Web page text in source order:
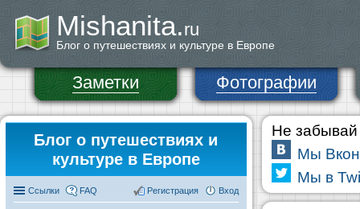
Mishanita.ru
Блог о путешествиях и культуре в Европе
Заметки Фотографии
Блог о путешествиях и
культуре в Европе
Ссылки FAQ Вход
Регистрация
Не забывай
Мы
Мы в